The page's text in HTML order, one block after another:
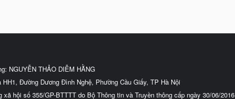
NGUYỄN THẢO DIỄM HẰNG
Đường Dương Đình Nghệ, Phường Cầu Giấy, TP Hà Nội
xã hội số 355/GP-BTTTT do Bộ Thông tin và Truyền thông cấp ngày 30/06/2016